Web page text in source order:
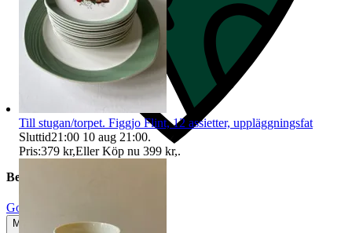
Beskrivning
Gott använt skick
Mindre tecken på användning
Till stugan/torpet. Figgjo Flint, 12 assietter, uppläggningsfat
Sluttid21:00 10 aug 21:00.
Pris:379 kr,Eller Köp nu 399 kr,.